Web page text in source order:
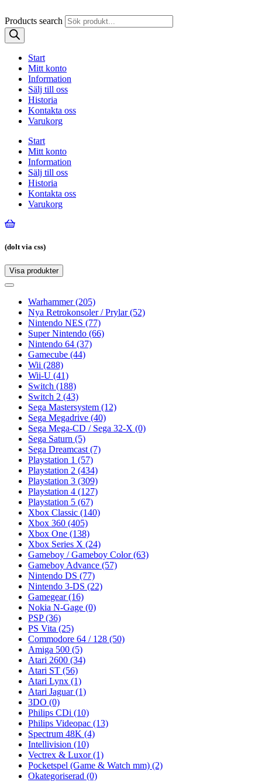
Products search
Start
Mitt konto
Information
Sälj till oss
Historia
Kontakta oss
Varukorg
Start
Mitt konto
Information
Sälj till oss
Historia
Kontakta oss
Varukorg
(dolt via css)
Visa produkter
Toggle
Toggle
navigationWarhammer(205)
Nya Retrokonsoler / Prylar(52)
Nintendo NES (77)
Super Nintendo (66)
Nintendo 64 (37)
Gamecube (44)
Wii (288)
Wii-U (41)
Switch (188)
Switch 2 (43)
Sega Mastersystem (12)
Sega Megadrive (40)
Sega Mega-CD / Sega 32-X (0)
Sega Saturn (5)
Sega Dreamcast (7)
Playstation 1 (57)
Playstation 2 (434)
Playstation 3 (309)
Playstation 4 (127)
Playstation 5 (67)
Xbox Classic (140)
Xbox 360 (405)
Xbox One (138)
Xbox Series X (24)
Gameboy / Gameboy Color(63)
Gameboy Advance (57)
Nintendo DS (77)
Nintendo 3-DS (22)
Gamegear(16)
Nokia N-Gage (0)
PSP(36)
PS Vita (25)
Commodore 64 / 128 (50)
Amiga 500 (5)
Atari 2600 (34)
Atari ST (56)
Atari Lynx (1)
Atari Jaguar(1)
3DO (0)
Philips CDi (10)
Philips Videopac (13)
Spectrum 48K (4)
Intellivision (10)
Vectrex & Luxor(1)
Pocketspel (Game & Watch mm) (2)
Okategoriserad (0)